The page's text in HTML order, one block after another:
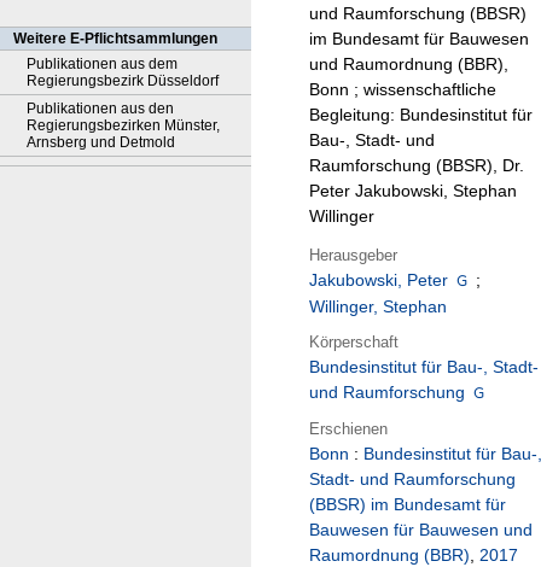
Weitere E-Pflichtsammlungen
Publikationen aus dem
Regierungsbezirk Düsseldorf
Publikationen aus den
Regierungsbezirken Münster,
Arnsberg und Detmold
und Raumforschung (BBSR)
im Bundesamt für Bauwesen
und Raumordnung (BBR),
Bonn ; wissenschaftliche
Begleitung: Bundesinstitut für
Bau-, Stadt- und
Raumforschung (BBSR), Dr.
Peter Jakubowski, Stephan
Willinger
Herausgeber
Jakubowski, Peter
;
Willinger, Stephan
Körperschaft
Bundesinstitut für Bau-, Stadt-
und Raumforschung
Erschienen
Bonn : Bundesinstitut für Bau-,
Stadt- und Raumforschung
(BBSR) im Bundesamt für
Bauwesen für Bauwesen und
Raumordnung (BBR), 2017